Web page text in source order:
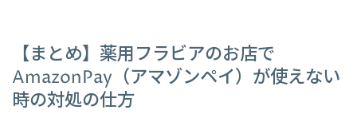
【まとめ】薬用フラビアのお店で
AmazonPay（アマゾンペイ）が使えない
時の対処の仕方